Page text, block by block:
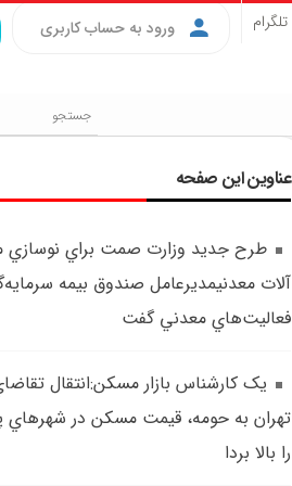
ورود به حساب کاربری تلگرام
عناوین این صفحه
طرح جديد وزارت صمت براي نوسازي
آلات معدنيمديرعامل صندوق بيمه
فعاليت‌هاي معدني گفت
يک کارشناس بازار مسکن:انتقال
تهران به حومه، قيمت مسکن در شهرهاي
را بالا بردا